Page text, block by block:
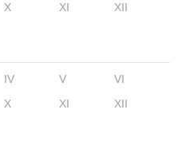
X XI XII
IV V
VI
X XI XII